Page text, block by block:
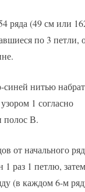
ряда (49 см или
по 3 петли,
нитью
1 согласно
полос В.
от начального
1 раз 1 петлю,
(в каждом 6-м